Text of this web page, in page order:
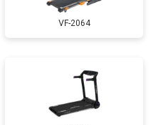
VF-2064